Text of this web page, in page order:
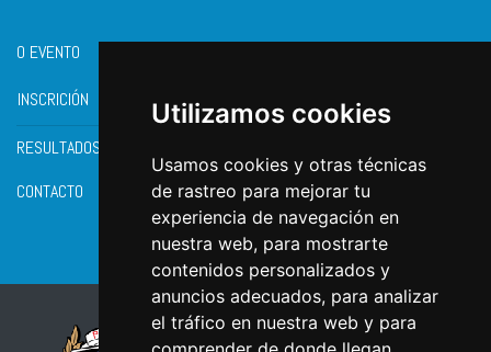
Utilizamos cookies
Usamos cookies y otras técnicas
de rastreo para mejorar tu
experiencia de navegación en
nuestra web, para mostrarte
contenidos personalizados y
anuncios adecuados, para analizar
el tráfico en nuestra web y para
O EVENTO
INSCRICIÓN
RESULTADOS
CONTACTO